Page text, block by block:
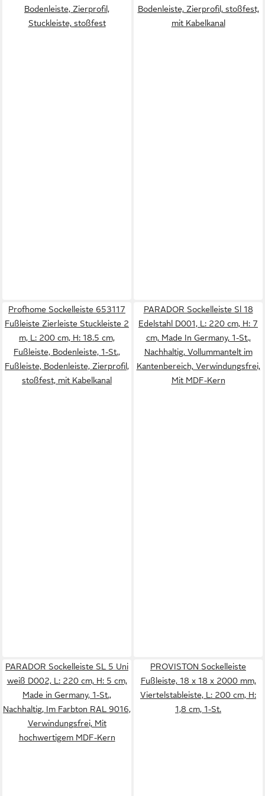
Bodenleiste, Zierprofil,
Stuckleiste, stoßfest
Bodenleiste, Zierprofil, stoßfest,
mit Kabelkanal
Profhome Sockelleiste 653117
Fußleiste Zierleiste Stuckleiste 2
m, L: 200 cm, H: 18.5 cm,
Fußleiste, Bodenleiste, 1-St.,
Fußleiste, Bodenleiste, Zierprofil,
stoßfest, mit Kabelkanal
PARADOR Sockelleiste Sl 18
Edelstahl D001, L: 220 cm, H: 7
cm, Made In Germany, 1-St.,
Nachhaltig, Vollummantelt im
Kantenbereich, Verwindungsfrei,
Mit MDF-Kern
PARADOR Sockelleiste SL 5 Uni
weiß D002, L: 220 cm, H: 5 cm,
Made in Germany, 1-St.,
Nachhaltig, Im Farbton RAL 9016,
Verwindungsfrei, Mit
hochwertigem MDF-Kern
PROVISTON Sockelleiste
Fußleiste, 18 x 18 x 2000 mm,
Viertelstableiste, L: 200 cm, H:
1,8 cm, 1-St.